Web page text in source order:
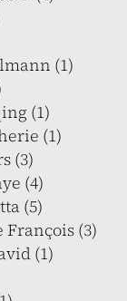
(1)
(1)
(1)
(3)
(4)
(5)
François (3)
(1)